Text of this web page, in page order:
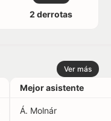
2 derrotas
Ver más
Mejor asistente
Á. Molnár